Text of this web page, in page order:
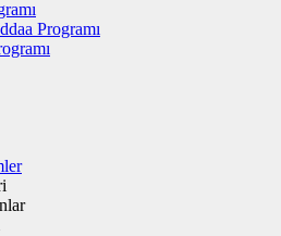
Programı